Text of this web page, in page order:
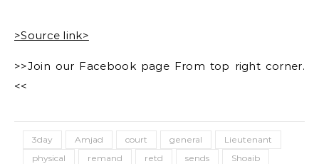
>Source link>
>>Join our Facebook page From top right corner.
<<
3day Amjad court general
Lieutenant
physical
remand retd sends
Shoaib